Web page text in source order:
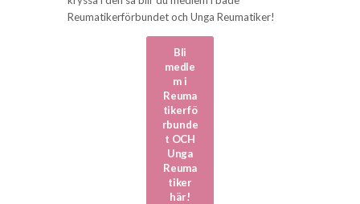
Reumatikerförbundet och Unga Reumatiker!
Bli
medle
m i
Reuma
tikerfö
rbunde
t OCH
Unga
Reuma
tiker
här!